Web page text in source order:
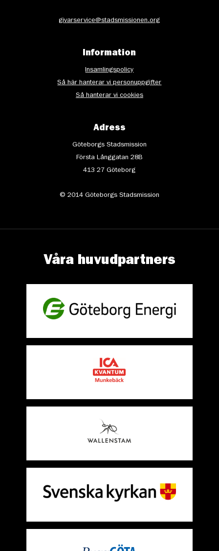
givarservice@stadsmissionen.org
Information
Insamlingspolicy
Så här hanterar vi personuppgifter
Så hanterar vi cookies
Adress
Göteborgs Stadsmission
Första Långgatan 28B
413 27 Göteborg
© 2014 Göteborgs Stadsmission
Våra huvudpartners